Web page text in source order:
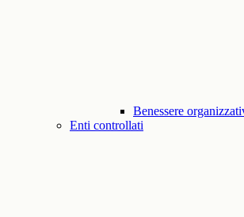
Benessere
Enti controllati